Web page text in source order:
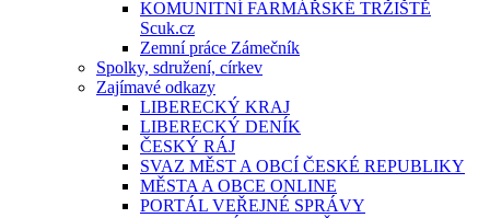
KOMUNITNÍ FARMÁŘSKÉ TRŽIŠTĚ
Scuk.cz
Zemní práce Zámečník
Spolky, sdružení, církev
Zajímavé odkazy
LIBERECKÝ KRAJ
LIBERECKÝ DENÍK
ČESKÝ RÁJ
SVAZ MĚST A OBCÍ ČESKÉ REPUBLIKY
MĚSTA A OBCE ONLINE
PORTÁL VEŘEJNÉ SPRÁVY